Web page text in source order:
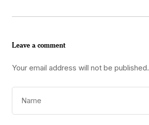
Leave a comment
Your email address will not be published.